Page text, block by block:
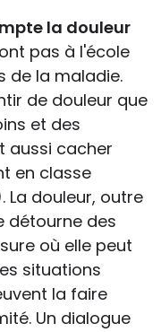
la douleur
pas à l'école
de la maladie.
de douleur que
et des
aussi cacher
en classe
La douleur, outre
détourne des
où elle peut
situations
la faire
Un dialogue